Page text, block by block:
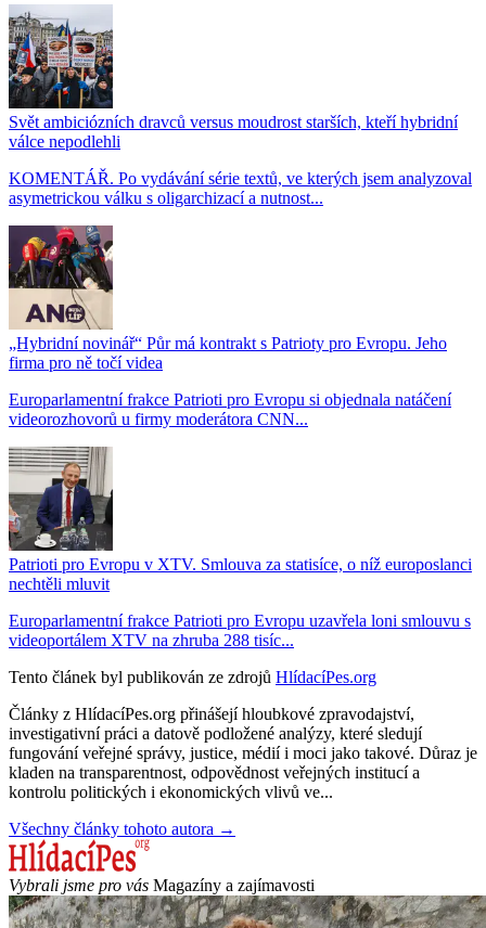
Svět ambiciózních dravců versus moudrost starších, kteří hybridní
válce nepodlehli
KOMENTÁŘ. Po vydávání série textů, ve kterých jsem analyzoval
asymetrickou válku s oligarchizací a nutnost...
„Hybridní novinář“ Půr má kontrakt s Patrioty pro Evropu. Jeho
firma pro ně točí videa
Europarlamentní frakce Patrioti pro Evropu si objednala natáčení
videorozhovorů u firmy moderátora CNN...
Patrioti pro Evropu v XTV. Smlouva za statisíce, o níž europoslanci
nechtěli mluvit
Europarlamentní frakce Patrioti pro Evropu uzavřela loni smlouvu s
videoportálem XTV na zhruba 288 tisíc...
Tento článek byl publikován ze zdrojů HlídacíPes.org
Články z HlídacíPes.org přinášejí hloubkové zpravodajství,
investigativní práci a datově podložené analýzy, které sledují
fungování veřejné správy, justice, médií i moci jako takové. Důraz je
kladen na transparentnost, odpovědnost veřejných institucí a
kontrolu politických i ekonomických vlivů ve...
Všechny články tohoto autora →
Vybrali jsme pro vás Magazíny a zajímavosti